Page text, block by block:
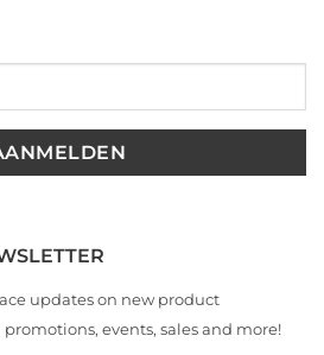
updates on new product
events, sales and more!